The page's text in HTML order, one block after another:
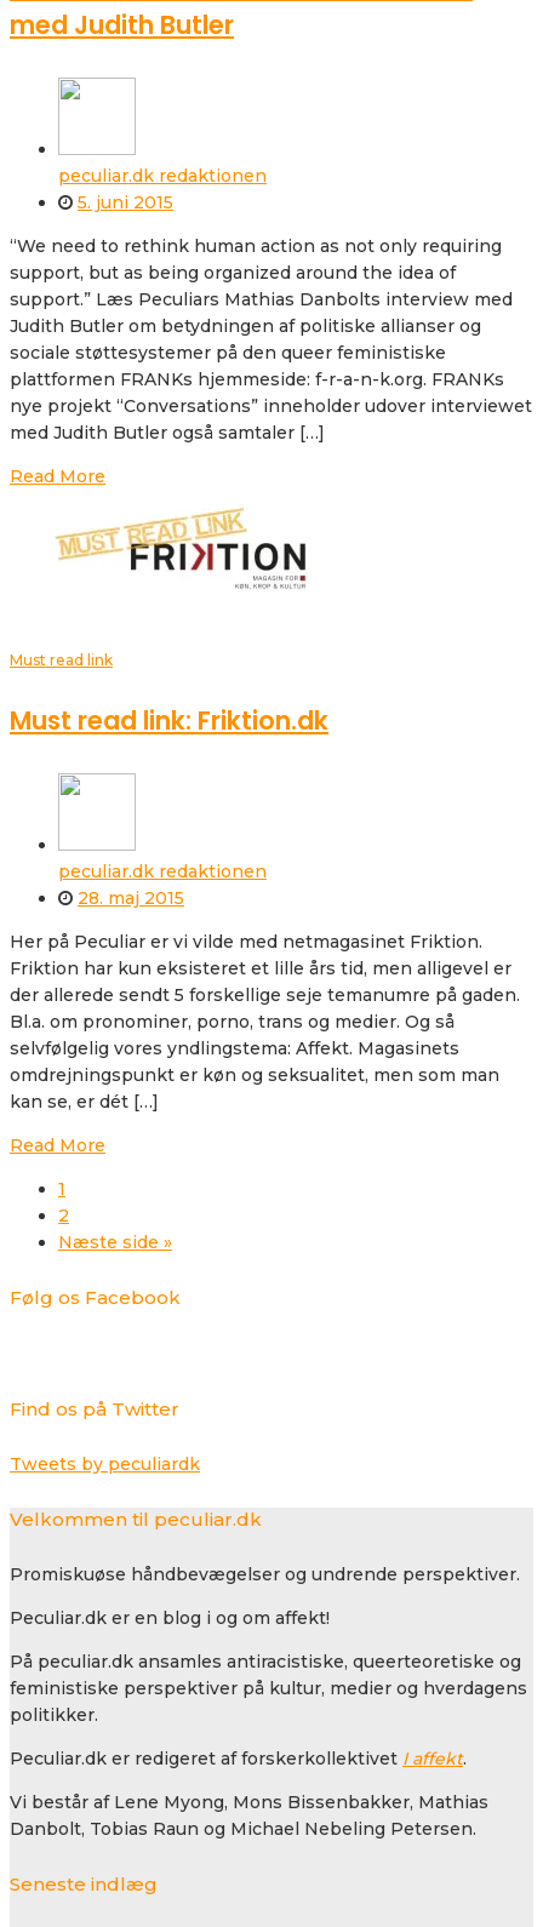
med Judith Butler
peculiar.dk redaktionen
5. juni 2015
“We need to rethink human action as not only requiring
support, but as being organized around the idea of
support.” Læs Peculiars Mathias Danbolts interview med
Judith Butler om betydningen af politiske allianser og
sociale støttesystemer på den queer feministiske
plattformen FRANKs hjemmeside: f-r-a-n-k.org. FRANKs
nye projekt “Conversations” inneholder udover interviewet
med Judith Butler også samtaler […]
Read More
Must read link
Must read link: Friktion.dk
peculiar.dk redaktionen
28. maj 2015
Her på Peculiar er vi vilde med netmagasinet Friktion.
Friktion har kun eksisteret et lille års tid, men alligevel er
der allerede sendt 5 forskellige seje temanumre på gaden.
Bl.a. om pronominer, porno, trans og medier. Og så
selvfølgelig vores yndlingstema: Affekt. Magasinets
omdrejningspunkt er køn og seksualitet, men som man
kan se, er dét […]
Read More
1
2
Næste side »
Følg os Facebook
Find os på Twitter
Tweets by peculiardk
Velkommen til peculiar.dk
Promiskuøse håndbevægelser og undrende perspektiver.
Peculiar.dk er en blog i og om affekt!
På peculiar.dk ansamles antiracistiske, queerteoretiske og
feministiske perspektiver på kultur, medier og hverdagens
politikker.
Peculiar.dk er redigeret af forskerkollektivet I affekt.
Vi består af Lene Myong, Mons Bissenbakker, Mathias
Danbolt, Tobias Raun og Michael Nebeling Petersen.
Seneste indlæg